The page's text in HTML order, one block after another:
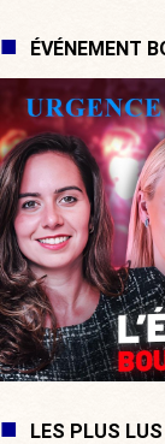
ÉVÉNEMENT
LES PLUS